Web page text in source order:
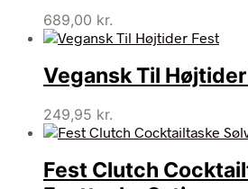
689,00 kr.
Vegansk Til
249,95 kr.
Fest Clutch